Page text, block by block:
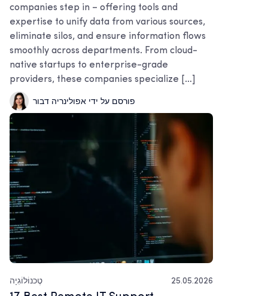
companies step in – offering tools and
expertise to unify data from various sources,
eliminate silos, and ensure information flows
smoothly across departments. From cloud-
native startups to enterprise-grade
providers, these companies specialize […]
פורסם על ידי אפולינריה דבור
טֶכנוֹלוֹגִיָה 25.05.2026